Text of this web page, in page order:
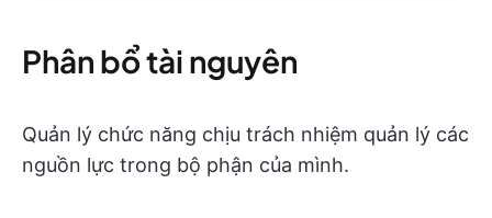
Phân bổ tài nguyên
Quản lý chức năng chịu trách nhiệm quản lý các
nguồn lực trong bộ phận của mình.